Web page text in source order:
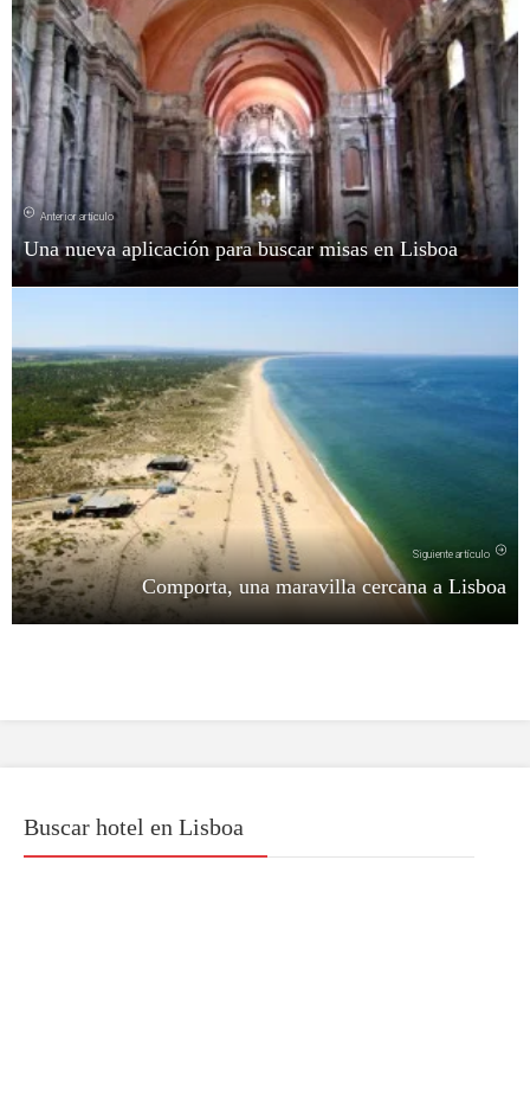
Anterior artículo
Una nueva aplicación para buscar misas en Lisboa
Siguiente artículo
Comporta, una maravilla cercana a Lisboa
Buscar hotel en Lisboa